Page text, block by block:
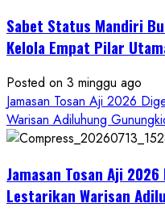
Nasional,
Ruwatan
Petilasan
Sendangwangi
Mohon
Restu
Hayuning
Bawono
Sabet Status Mandiri
Kelola Empat Pilar
Posted on 3 minggu ago
Jamasan Tosan Aji 2026
Warisan Adiluhung
Jamasan Tosan Aji
Lestarikan Warisan